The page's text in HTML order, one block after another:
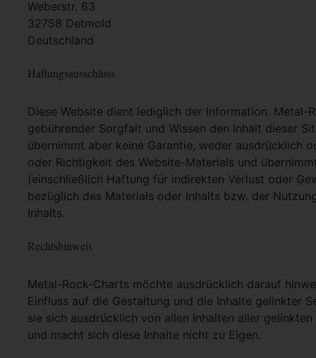
Weberstr. 63
32758 Detmold
Deutschland
Haftungsausschluss
Diese Website dient lediglich der Information. Metal-
gebührender Sorgfalt und Wissen den Inhalt dieser
übernimmt aber keine Garantie, weder ausdrücklich
oder Richtigkeit des Website-Materials und
(einschließlich Haftung für indirekten Verlust oder
bezüglich des Materials oder Inhalts bzw. der
Inhalts.
Rechtshinweis
Metal-Rock-Charts möchte ausdrücklich darauf
Einfluss auf die Gestaltung und die Inhalte gelinkter
sie sich ausdrücklich von allen Inhalten aller
und macht sich diese Inhalte nicht zu Eigen.